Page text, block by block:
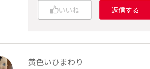
いいね 返信する
黄色いひまわり